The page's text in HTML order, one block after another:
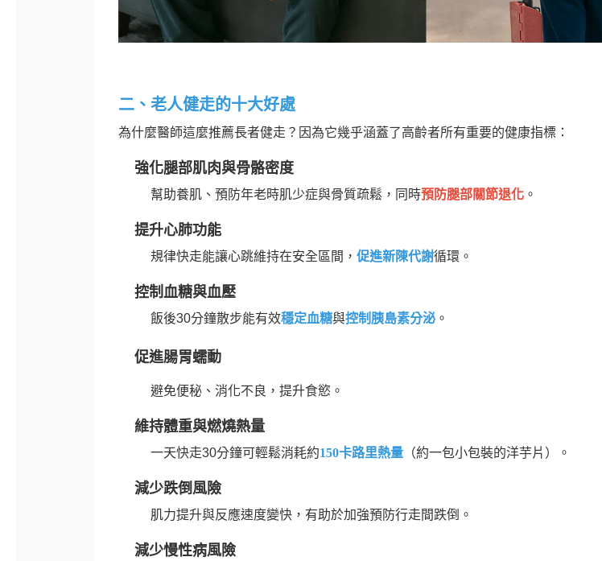
二、老人健走的十大好處
為什麼醫師這麼推薦長者健走？因為它幾乎涵蓋了高齡者所有重要的健康指標：
強化腿部肌肉與骨骼密度
幫助養肌、預防年老時肌少症與骨質疏鬆，同時預防腿部關節退化 。
提升心肺功能
規律快走能讓心跳維持在安全區間， 促進新陳代謝循環。
控制血糖與血壓
飯後30分鐘散步能有效穩定血糖與控制胰島素分泌 。
促進腸胃蠕動
避免便秘、消化不良，提升食慾。
維持體重與燃燒熱量
一天快走30分鐘可輕鬆消耗約150卡路里熱量 （約一包小包裝的洋芋片）。
減少跌倒風險
肌力提升與反應速度變快，有助於加強預防行走間跌倒。
減少慢性病風險